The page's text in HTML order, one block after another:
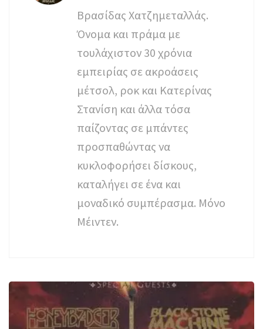
Βρασίδας Χατζημεταλλάς.
Όνομα και πράμα με
τουλάχιστον 30 χρόνια
εμπειρίας σε ακροάσεις
μέτσολ, ροκ και Κατερίνας
Στανίση και άλλα τόσα
παίζοντας σε μπάντες
προσπαθώντας να
κυκλοφορήσει δίσκους,
καταλήγει σε ένα και
μοναδικό συμπέρασμα. Μόνο
Μέιντεν.